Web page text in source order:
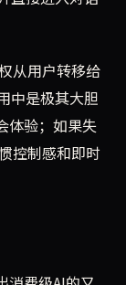
从用户转移给
中是极其大胆
体验；如果失
控制感和即时